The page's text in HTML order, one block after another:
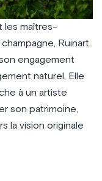
les maîtres-
Ruinart.
engagement
naturel. Elle
à un artiste
son patrimoine,
la vision originale